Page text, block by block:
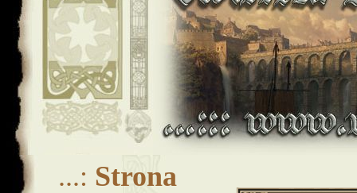
...: Strona